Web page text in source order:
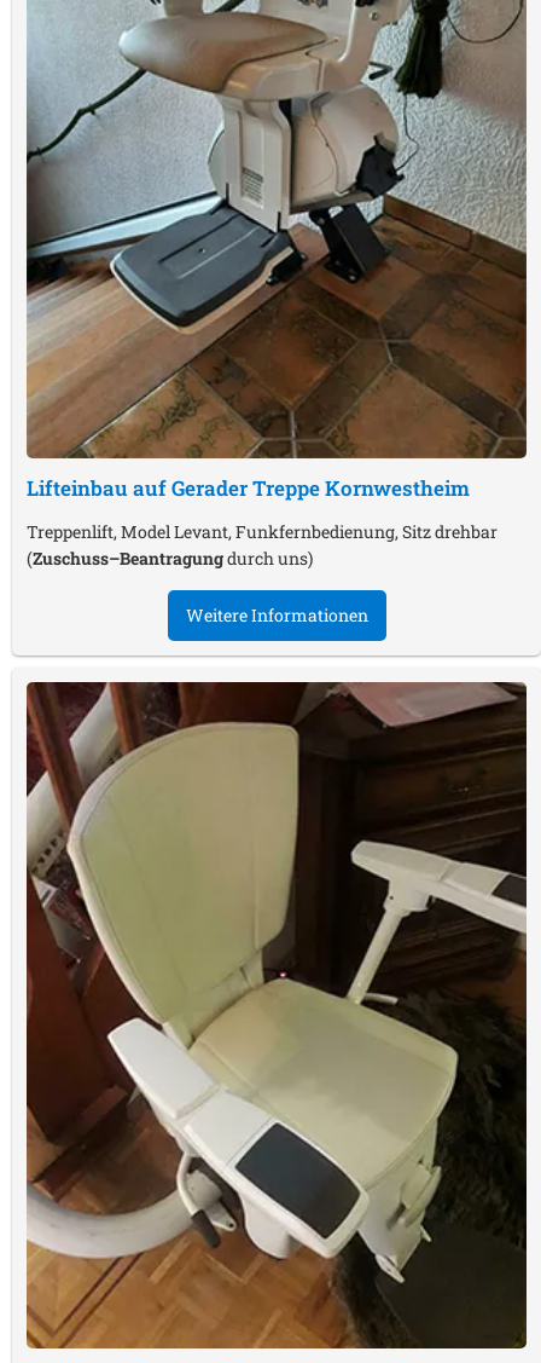
Lifteinbau auf Gerader TreppeKornwestheim
Treppenlift, Model Levant, Funkfernbedienung, Sitz drehbar
(Zuschuss–Beantragungdurch uns)
Weitere Informationen